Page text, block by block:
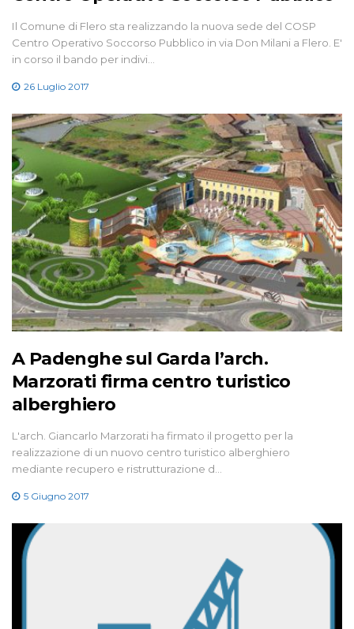
Il Comune di Flero sta realizzando la nuova sede del COSP
Centro Operativo Soccorso Pubblico in via Don Milani a Flero. E'
in corso il bando per indivi…
26 Luglio 2017
A Padenghe sul Garda l’arch.
Marzorati firma centro turistico
alberghiero
L'arch. Giancarlo Marzorati ha firmato il progetto per la
realizzazione di un nuovo centro turistico alberghiero
mediante recupero e ristrutturazione d…
5 Giugno 2017